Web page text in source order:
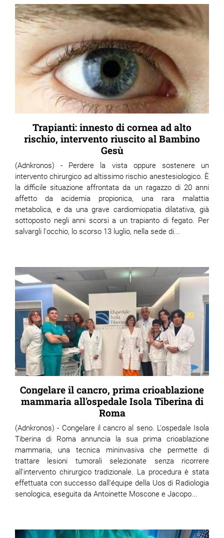
Trapianti: innesto di cornea ad alto
rischio, intervento riuscito al Bambino
Gesù
(Adnkronos) - Perdere la vista oppure sostenere un
intervento chirurgico ad altissimo rischio anestesiologico. È
la difficile situazione affrontata da un ragazzo di 20 anni
affetto da acidemia propionica, una rara malattia
metabolica, e da una grave cardiomiopatia dilatativa, già
sottoposto negli anni scorsi a un trapianto di fegato. Per
salvargli l'occhio, lo scorso 13 luglio, nella sede di...
Congelare il cancro, prima crioablazione
mammaria all'ospedale Isola Tiberina di
Roma
(Adnkronos) - Congelare il cancro al seno. L'ospedale Isola
Tiberina di Roma annuncia la sua prima crioablazione
mammaria, una tecnica mininvasiva che permette di
trattare lesioni tumorali selezionate senza ricorrere
all'intervento chirurgico tradizionale. La procedura è stata
effettuata con successo dall'équipe della Uos di Radiologia
senologica, eseguita da Antoinette Moscone e Jacopo...